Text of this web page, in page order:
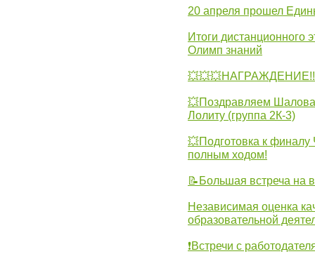
20 апреля прошел
Итоги дистанционного
Олимп знаний
💥Поздравляем
Лолиту (группа 2К-3)
💥Подготовка к
полным ходом!
📝Большая встреча на
Независимая оценка
образовательной
❗Встречи с